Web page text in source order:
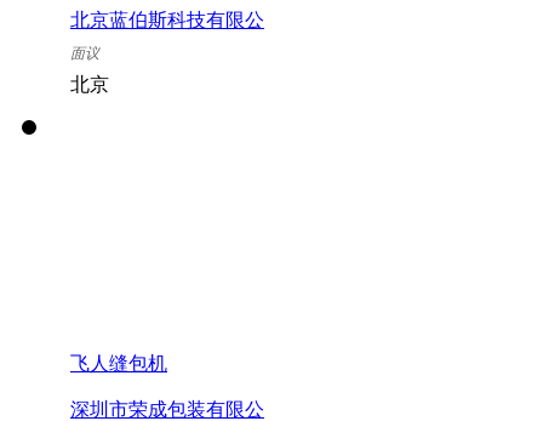
北京蓝伯斯科技有限公
司
面议
北京
飞人缝包机
深圳市荣成包装有限公